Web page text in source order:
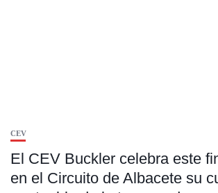
CEV
El CEV Buckler celebra este
en el Circuito de Albacete su